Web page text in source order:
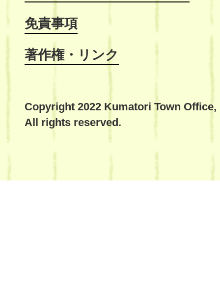
免責事項
著作権・リンク
Copyright 2022 Kumatori Town Office,
All rights reserved.